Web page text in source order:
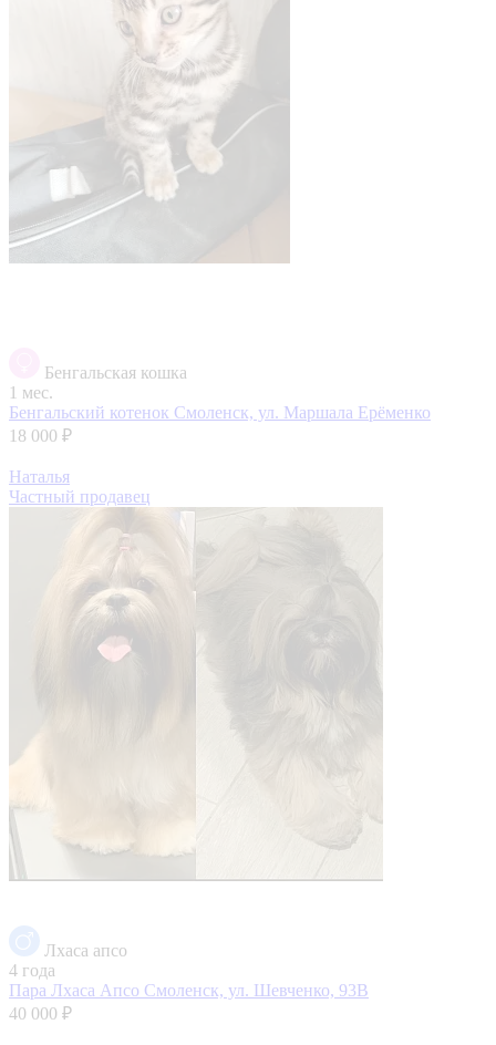
Бенгальская кошка
1 мес.
Бенгальский котенок Смоленск, ул. Маршала Ерёменко
18 000 ₽
Наталья
Частный продавец
Лхаса апсо
4 года
Пара Лхаса Апсо Смоленск, ул. Шевченко, 93В
40 000 ₽